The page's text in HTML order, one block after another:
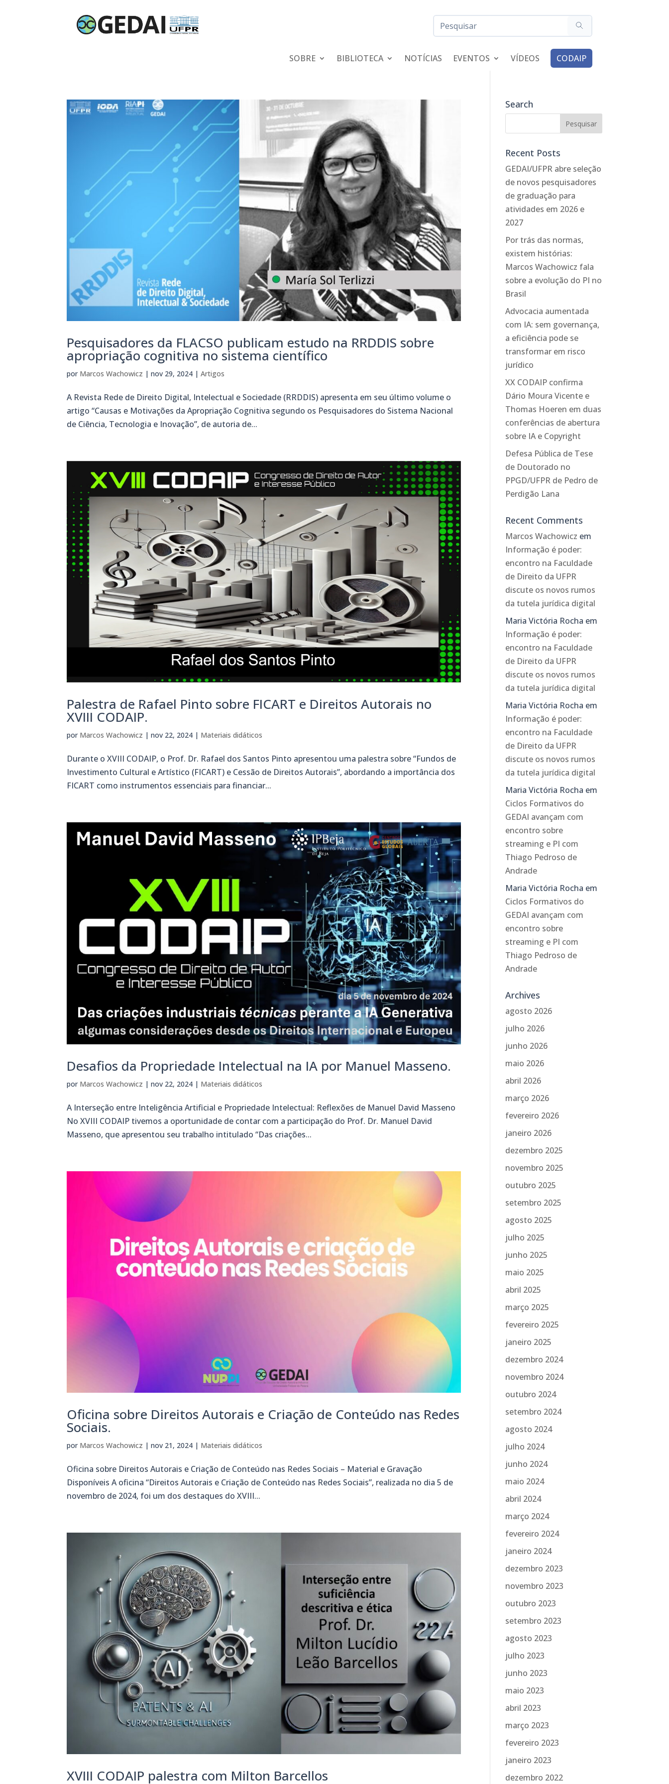
SOBRE BIBLIOTECA NOTÍCIAS EVENTOS VÍDEOS CODAIP
Pesquisadores da FLACSO publicam estudo na RRDDIS sobre
apropriação cognitiva no sistema científico
por Marcos Wachowicz |nov 29, 2024 |Artigos
A Revista Rede de Direito Digital, Intelectual e Sociedade (RRDDIS) apresenta em seu último volume o
artigo “Causas e Motivações da Apropriação Cognitiva segundo os Pesquisadores do Sistema Nacional
de Ciência, Tecnologia e Inovação”, de autoria de...
Palestra de Rafael Pinto sobre FICART e Direitos Autorais no
XVIII CODAIP.
por Marcos Wachowicz |nov 22, 2024 | Materiais didáticos
Durante o XVIII CODAIP, o Prof. Dr. Rafael dos Santos Pinto apresentou uma palestra sobre “Fundos de
Investimento Cultural e Artístico (FICART) e Cessão de Direitos Autorais”, abordando a importância dos
FICART como instrumentos essenciais para financiar...
Desafios da Propriedade Intelectual na IA por Manuel Masseno.
por Marcos Wachowicz |nov 22, 2024 | Materiais didáticos
A Interseção entre Inteligência Artificial e Propriedade Intelectual: Reflexões de Manuel David Masseno
No XVIII CODAIP tivemos a oportunidade de contar com a participação do Prof. Dr. Manuel David
Masseno, que apresentou seu trabalho intitulado “Das criações...
Oficina sobre Direitos Autorais e Criação de Conteúdo nas Redes
Sociais.
por Marcos Wachowicz |nov 21, 2024 | Materiais didáticos
Oficina sobre Direitos Autorais e Criação de Conteúdo nas Redes Sociais – Material e Gravação
Disponíveis A oficina “Direitos Autorais e Criação de Conteúdo nas Redes Sociais”, realizada no dia 5 de
novembro de 2024, foi um dos destaques do XVIII...
XVIII CODAIP palestra com Milton Barcellos
Search
Recent Posts
GEDAI/UFPR abre seleção
de novos pesquisadores
de graduação para
atividades em 2026 e
2027
Por trás das normas,
existem histórias:
Marcos Wachowicz fala
sobre a evolução do PI no
Brasil
Advocacia aumentada
com IA: sem governança,
a eficiência pode se
transformar em risco
jurídico
XX CODAIP confirma
Dário Moura Vicente e
Thomas Hoeren em duas
conferências de abertura
sobre IA e Copyright
Defesa Pública de Tese
de Doutorado no
PPGD/UFPR de Pedro de
Perdigão Lana
Recent Comments
Marcos Wachowicz em
Informação é poder:
encontro na Faculdade
de Direito da UFPR
discute os novos rumos
da tutela jurídica digital
Maria Victória Rocha em
Informação é poder:
encontro na Faculdade
de Direito da UFPR
discute os novos rumos
da tutela jurídica digital
Maria Victória Rocha em
Informação é poder:
encontro na Faculdade
de Direito da UFPR
discute os novos rumos
da tutela jurídica digital
Maria Victória Rocha em
Ciclos Formativos do
GEDAI avançam com
encontro sobre
streaming e PI com
Thiago Pedroso de
Andrade
Maria Victória Rocha em
Ciclos Formativos do
GEDAI avançam com
encontro sobre
streaming e PI com
Thiago Pedroso de
Andrade
Archives
agosto 2026
julho 2026
junho 2026
maio 2026
abril 2026
março 2026
fevereiro 2026
janeiro 2026
dezembro 2025
novembro 2025
outubro 2025
setembro 2025
agosto 2025
julho 2025
junho 2025
maio 2025
abril 2025
março 2025
fevereiro 2025
janeiro 2025
dezembro 2024
novembro 2024
outubro 2024
setembro 2024
agosto 2024
julho 2024
junho 2024
maio 2024
abril 2024
março 2024
fevereiro 2024
janeiro 2024
dezembro 2023
novembro 2023
outubro 2023
setembro 2023
agosto 2023
julho 2023
junho 2023
maio 2023
abril 2023
março 2023
fevereiro 2023
janeiro 2023
dezembro 2022